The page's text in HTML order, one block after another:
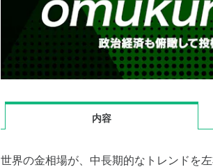
内容
世界の金相場が、中長期的なトレンドを